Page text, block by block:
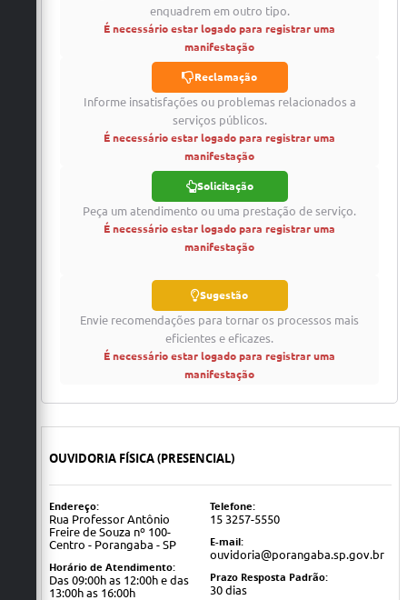
enquadrem em outro tipo.
É necessário estar logado para registrar uma
manifestação
Reclamação
Informe insatisfações ou problemas relacionados a
serviços públicos.
É necessário estar logado para registrar uma
manifestação
Solicitação
Peça um atendimento ou uma prestação de serviço.
É necessário estar logado para registrar uma
manifestação
Sugestão
Envie recomendações para tornar os processos mais
eficientes e eficazes.
É necessário estar logado para registrar uma
manifestação
OUVIDORIA FÍSICA (PRESENCIAL)
Endereço:
Rua Professor Antônio
Freire de Souza nº 100-
Centro - Porangaba - SP
Horário de Atendimento:
Das 09:00h as 12:00h e das
13:00h as 16:00h
Telefone:
15 3257-5550
E-mail:
ouvidoria@porangaba.sp.gov.br
Prazo Resposta Padrão:
30 dias